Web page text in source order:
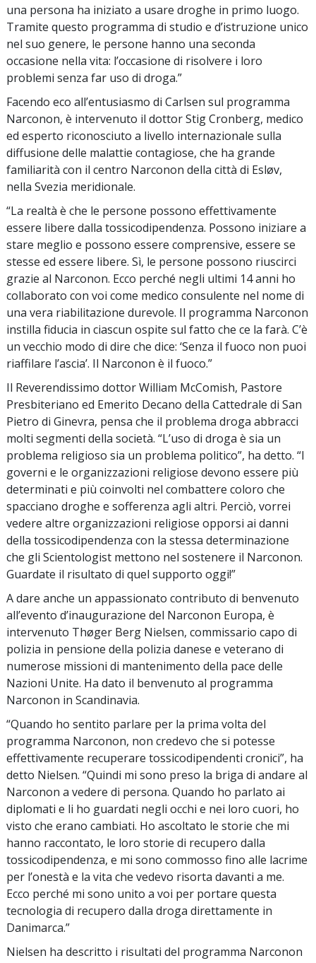
una persona ha iniziato a usare droghe in primo luogo.
Tramite questo programma di studio e d’istruzione unico
nel suo genere, le persone hanno una seconda
occasione nella vita: l’occasione di risolvere i loro
problemi senza far uso di droga.”
Facendo eco all’entusiasmo di Carlsen sul programma
Narconon, è intervenuto il dottor Stig Cronberg, medico
ed esperto riconosciuto a livello internazionale sulla
diffusione delle malattie contagiose, che ha grande
familiarità con il centro Narconon della città di Esløv,
nella Svezia meridionale.
“La realtà è che le persone possono effettivamente
essere libere dalla tossicodipendenza. Possono iniziare a
stare meglio e possono essere comprensive, essere se
stesse ed essere libere. Sì, le persone possono riuscirci
grazie al Narconon. Ecco perché negli ultimi 14 anni ho
collaborato con voi come medico consulente nel nome di
una vera riabilitazione durevole. Il programma Narconon
instilla fiducia in ciascun ospite sul fatto che ce la farà. C’è
un vecchio modo di dire che dice: ‘Senza il fuoco non puoi
riaffilare l’ascia’. Il Narconon è il fuoco.”
Il Reverendissimo dottor William McComish, Pastore
Presbiteriano ed Emerito Decano della Cattedrale di San
Pietro di Ginevra, pensa che il problema droga abbracci
molti segmenti della società. “L’uso di droga è sia un
problema religioso sia un problema politico”, ha detto. “I
governi e le organizzazioni religiose devono essere più
determinati e più coinvolti nel combattere coloro che
spacciano droghe e sofferenza agli altri. Perciò, vorrei
vedere altre organizzazioni religiose opporsi ai danni
della tossicodipendenza con la stessa determinazione
che gli Scientologist mettono nel sostenere il Narconon.
Guardate il risultato di quel supporto oggi!”
A dare anche un appassionato contributo di benvenuto
all’evento d’inaugurazione del Narconon Europa, è
intervenuto Thøger Berg Nielsen, commissario capo di
polizia in pensione della polizia danese e veterano di
numerose missioni di mantenimento della pace delle
Nazioni Unite. Ha dato il benvenuto al programma
Narconon in Scandinavia.
“Quando ho sentito parlare per la prima volta del
programma Narconon, non credevo che si potesse
effettivamente recuperare tossicodipendenti cronici”, ha
detto Nielsen. “Quindi mi sono preso la briga di andare al
Narconon a vedere di persona. Quando ho parlato ai
diplomati e li ho guardati negli occhi e nei loro cuori, ho
visto che erano cambiati. Ho ascoltato le storie che mi
hanno raccontato, le loro storie di recupero dalla
tossicodipendenza, e mi sono commosso fino alle lacrime
per l’onestà e la vita che vedevo risorta davanti a me.
Ecco perché mi sono unito a voi per portare questa
tecnologia di recupero dalla droga direttamente in
Danimarca.”
Nielsen ha descritto i risultati del programma Narconon